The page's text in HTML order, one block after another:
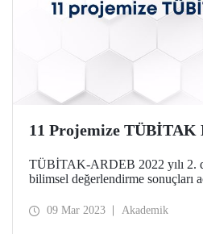
11 Projemize TÜBİTAK
TÜBİTAK-ARDEB 2022 yılı 2.
bilimsel değerlendirme sonuçları
09 Mar 2023 Akademik